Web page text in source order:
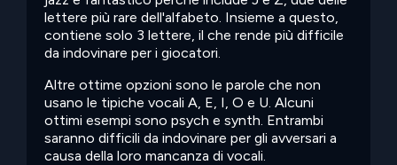
lettere più rare dell'alfabeto. Insieme a questo,
contiene solo 3 lettere, il che rende più difficile
da indovinare per i giocatori.
Altre ottime opzioni sono le parole che non
usano le tipiche vocali A, E, I, O e U. Alcuni
ottimi esempi sono psych e synth. Entrambi
saranno difficili da indovinare per gli avversari a
causa della loro mancanza di vocali.